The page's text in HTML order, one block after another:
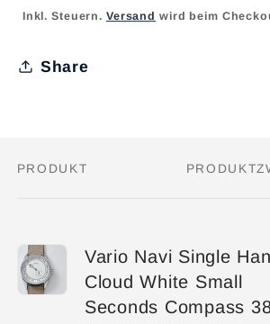
Inkl. Steuern. Versand wird beim
Share
Dein
PRODUKT
Vario Navi Single
Cloud White Small
Seconds Compass